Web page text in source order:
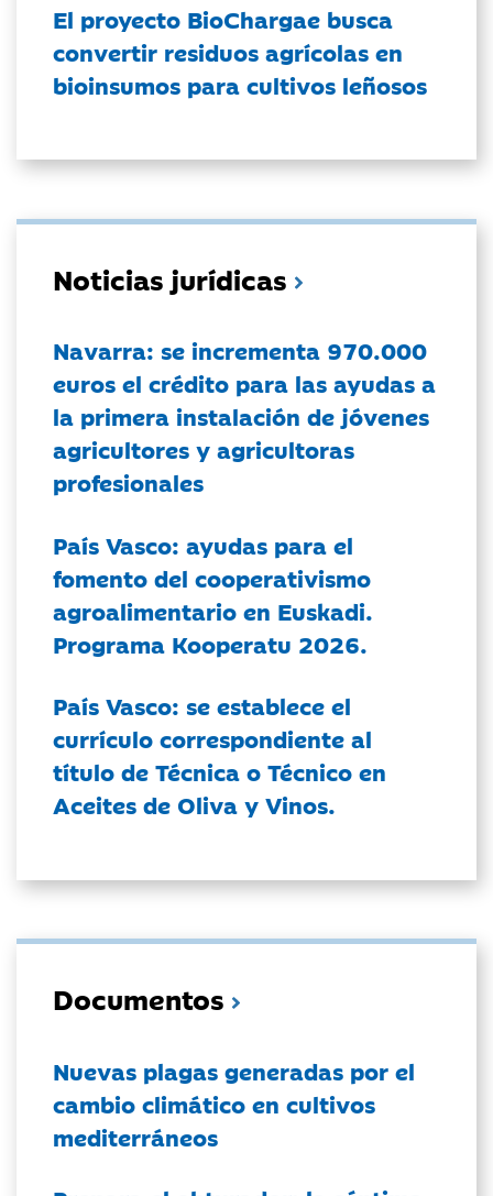
El proyecto BioChargae busca
convertir residuos agrícolas en
bioinsumos para cultivos leñosos
Noticias jurídicas
Navarra: se incrementa 970.000
euros el crédito para las ayudas a
la primera instalación de jóvenes
agricultores y agricultoras
profesionales
País Vasco: ayudas para el
fomento del cooperativismo
agroalimentario en Euskadi.
Programa Kooperatu 2026.
País Vasco: se establece el
currículo correspondiente al
título de Técnica o Técnico en
Aceites de Oliva y Vinos.
Documentos
Nuevas plagas generadas por el
cambio climático en cultivos
mediterráneos